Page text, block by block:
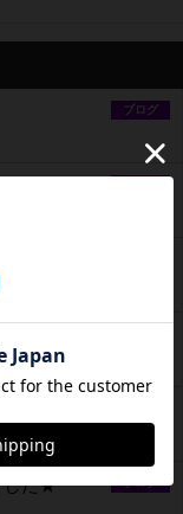
ブログ
再び★
した★